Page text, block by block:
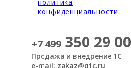
политика
конфиденциальности
+7 499 350 29 00
Продажа и внедрение 1С
e-mail: zakaz@q1c.ru